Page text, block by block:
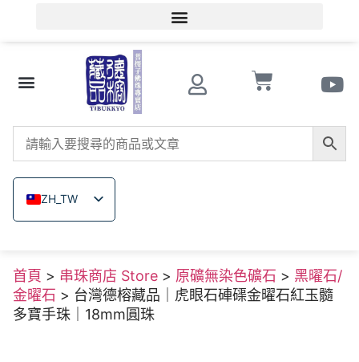
ZH_TW
EN
TH
VI
首頁 > 串珠商店 Store > 原礦無染色礦石 > 黑曜石/
金曜石 > 台灣德榕藏品｜虎眼石硨磲金曜石紅玉髓
多寶手珠｜18mm圓珠